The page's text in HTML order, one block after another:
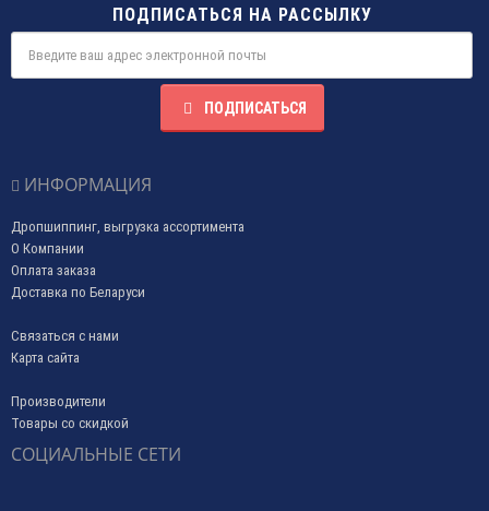
ПОДПИСАТЬСЯ НА РАССЫЛКУ
ПОДПИСАТЬСЯ
ИНФОРМАЦИЯ
Дропшиппинг, выгрузка ассортимента
О Компании
Оплата заказа
Доставка по Беларуси
Связаться с нами
Карта сайта
Производители
Товары со скидкой
СОЦИАЛЬНЫЕ СЕТИ